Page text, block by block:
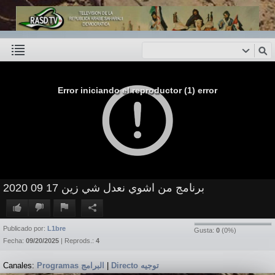
Error iniciando el reproductor (1) error
برنامج من اشوي نعدل شي زين 17 09 2020
Gusta: 0 (0%)
Publicado por: L1bre
Fecha: 09/20/2025 | Reprods.: 4
Canales: Programas البرامج Directo توجيه